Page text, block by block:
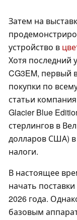
Затем на
устройство в
Хотя последний
CG3EM, первый
покупки по
статьи
Glacier Blue
стерлингов в
долларов США) в
налоги.
В настоящее
начать
2026 года.
базовым